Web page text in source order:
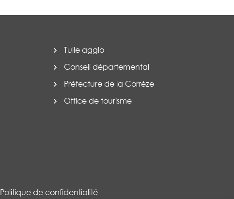
Tulle agglo
Conseil départemental
Préfecture de la Corrèze
Office de tourisme
Politique de confidentialité